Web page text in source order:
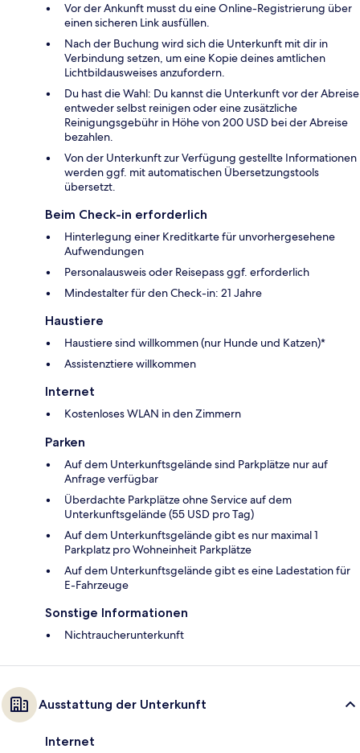
Vor der Ankunft musst du eine Online-Registrierung über
einen sicheren Link ausfüllen.
Nach der Buchung wird sich die Unterkunft mit dir in
Verbindung setzen, um eine Kopie deines amtlichen
Lichtbildausweises anzufordern.
Du hast die Wahl: Du kannst die Unterkunft vor der Abreise
entweder selbst reinigen oder eine zusätzliche
Reinigungsgebühr in Höhe von 200 USD bei der Abreise
bezahlen.
Von der Unterkunft zur Verfügung gestellte Informationen
werden ggf. mit automatischen Übersetzungstools
übersetzt.
Beim Check-in erforderlich
Hinterlegung einer Kreditkarte für unvorhergesehene
Aufwendungen
Personalausweis oder Reisepass ggf. erforderlich
Mindestalter für den Check-in: 21 Jahre
Haustiere
Haustiere sind willkommen (nur Hunde und Katzen)*
Assistenztiere willkommen
Internet
Kostenloses WLAN in den Zimmern
Parken
Auf dem Unterkunftsgelände sind Parkplätze nur auf
Anfrage verfügbar
Überdachte Parkplätze ohne Service auf dem
Unterkunftsgelände (55 USD pro Tag)
Auf dem Unterkunftsgelände gibt es nur maximal 1
Parkplatz pro Wohneinheit Parkplätze
Auf dem Unterkunftsgelände gibt es eine Ladestation für
E-Fahrzeuge
Sonstige Informationen
Nichtraucherunterkunft
Ausstattung der Unterkunft
Internet